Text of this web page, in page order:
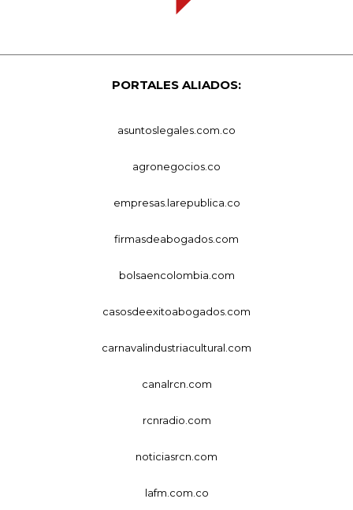
PORTALES ALIADOS:
asuntoslegales.com.co
agronegocios.co
empresas.larepublica.co
firmasdeabogados.com
bolsaencolombia.com
casosdeexitoabogados.com
carnavalindustriacultural.com
canalrcn.com
rcnradio.com
noticiasrcn.com
lafm.com.co